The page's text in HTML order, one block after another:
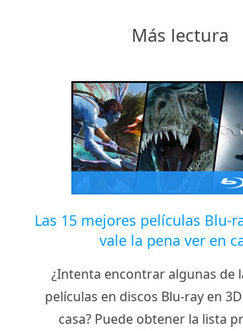
Más lectura
Las 15 mejores películas Blu-
vale la pena ver en
¿Intenta encontrar algunas de
películas en discos Blu-ray en
casa? Puede obtener la lista